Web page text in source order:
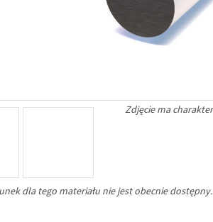
dla tego materiału nie jest obecnie dostępny.